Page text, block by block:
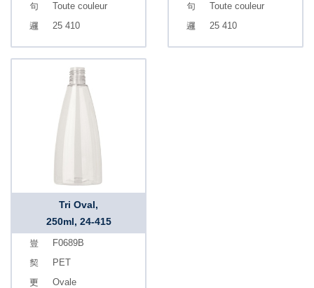
Toute couleur
25 410
Toute couleur
25 410
Tri Oval,
250ml, 24-415
F0689B
PET
Ovale